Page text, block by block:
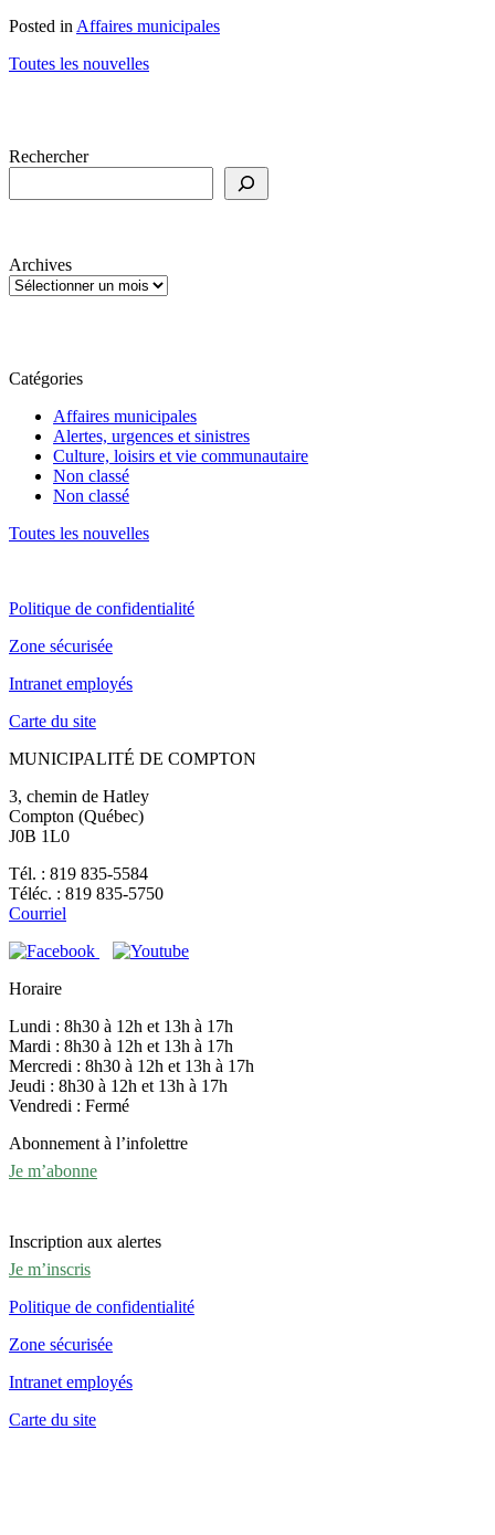
Posted in Affaires municipales
Toutes les nouvelles
Rechercher
Archives
Catégories
Affaires municipales
Alertes, urgences et sinistres
Culture, loisirs et vie communautaire
Non classé
Non classé
Toutes les nouvelles
Politique de confidentialité
Zone sécurisée
Intranet employés
Carte du site
MUNICIPALITÉ DE COMPTON
3, chemin de Hatley
Compton (Québec)
J0B 1L0
Tél. : 819 835-5584
Téléc. : 819 835-5750
Courriel
Horaire
Lundi : 8h30 à 12h et 13h à 17h
Mardi : 8h30 à 12h et 13h à 17h
Mercredi : 8h30 à 12h et 13h à 17h
Jeudi : 8h30 à 12h et 13h à 17h
Vendredi : Fermé
Abonnement à l’infolettre
Je m’abonne
Inscription aux alertes
Je m’inscris
Politique de confidentialité
Zone sécurisée
Intranet employés
Carte du site